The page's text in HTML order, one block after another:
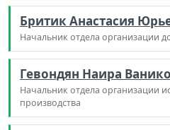
Бритик Анастасия
Начальник отдела организации
Гевондян Наира
Начальник отдела организации
производства